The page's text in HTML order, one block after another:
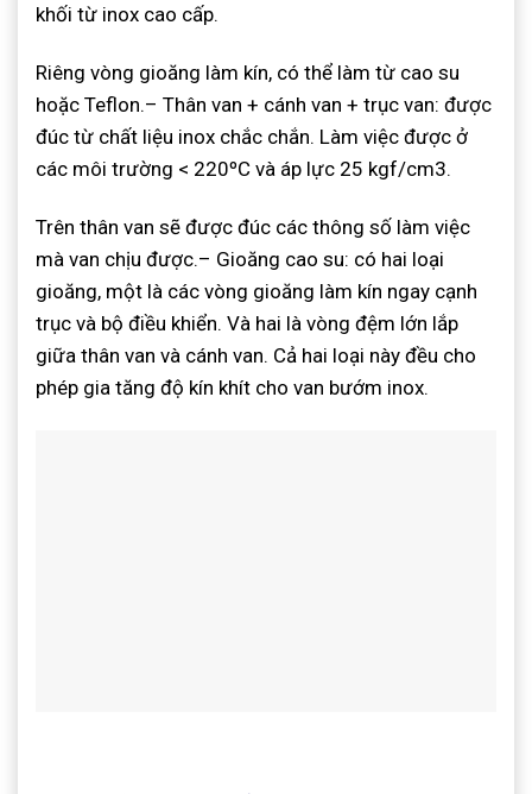
khối từ inox cao cấp.
Riêng vòng gioăng làm kín, có thể làm từ cao su
hoặc Teflon.– Thân van + cánh van + trục van: được
đúc từ chất liệu inox chắc chắn. Làm việc được ở
các môi trường < 220ºC và áp lực 25 kgf/cm3.
Trên thân van sẽ được đúc các thông số làm việc
mà van chịu được.– Gioăng cao su: có hai loại
gioăng, một là các vòng gioăng làm kín ngay cạnh
trục và bộ điều khiển. Và hai là vòng đệm lớn lắp
giữa thân van và cánh van. Cả hai loại này đều cho
phép gia tăng độ kín khít cho van bướm inox.